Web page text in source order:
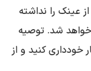
عینک را نداشته
12 ماه مشخص خواهد شد. توصیه
کار خودداری کنید و از